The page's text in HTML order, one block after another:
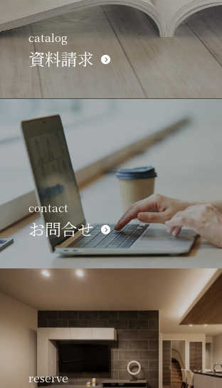
catalog
資料請求
contact
お問合せ
reserve